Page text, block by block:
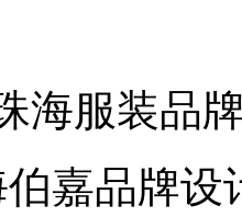
海服装品
嘉品牌设